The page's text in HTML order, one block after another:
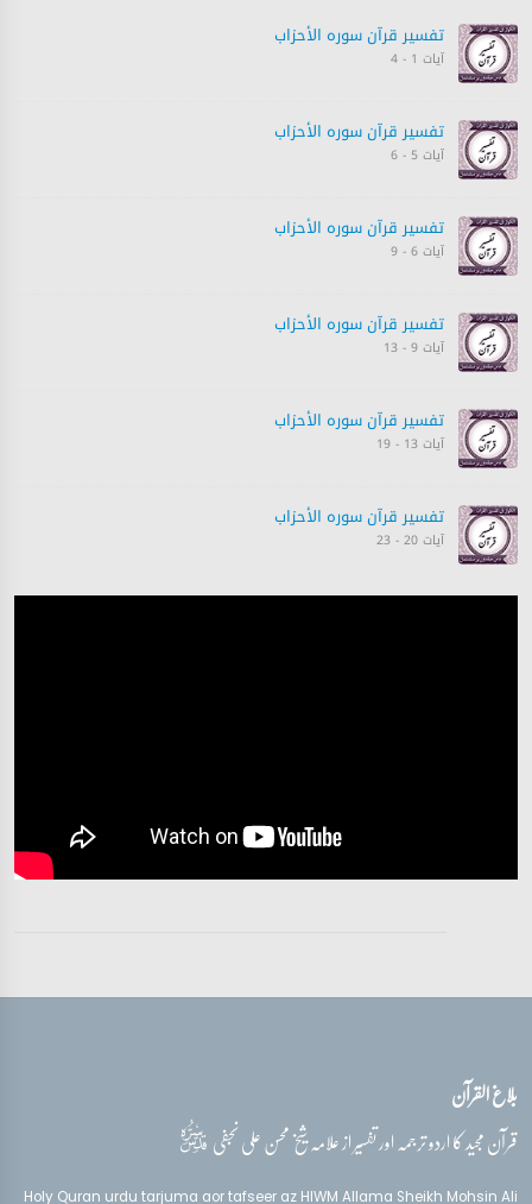
تفسیر قرآن سورہ ‎الأحزاب‎
آیات 1 - 4
تفسیر قرآن سورہ ‎الأحزاب‎
آیات 5 - 6
تفسیر قرآن سورہ ‎الأحزاب‎
آیات 6 - 9
تفسیر قرآن سورہ ‎الأحزاب‎
آیات 9 - 13
تفسیر قرآن سورہ ‎الأحزاب‎
آیات 13 - 19
تفسیر قرآن سورہ ‎الأحزاب‎
آیات 20 - 23
تفسیر قرآن سورہ ‎الأحزاب‎
تفسیر قرآن سورہ ‎الأحزاب‎
بلاغ القرآن
قرآن مجید کا اردو ترجمہ اور تفسیر از علامہ شیخ محسن علی نجفیقدس‌سره
Holy Quran urdu tarjuma aor tafseer az HIWM Allama Sheikh Mohsin Ali